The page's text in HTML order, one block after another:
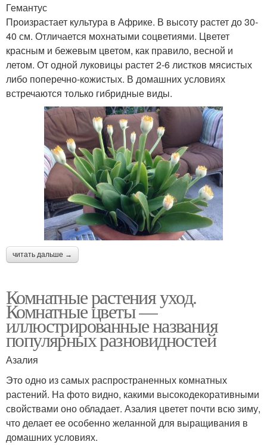
Гемантус
Произрастает культура в Африке. В высоту растет до 30-
40 см. Отличается мохнатыми соцветиями. Цветет
красным и бежевым цветом, как правило, весной и
летом. От одной луковицы растет 2-6 листков мясистых
либо поперечно-кожистых. В домашних условиях
встречаются только гибридные виды.
читать дальше →
Комнатные растения уход.
Комнатные цветы —
иллюстрированные названия
популярных разновидностей
Азалия
Это одно из самых распространенных комнатных
растений. На фото видно, какими высокодекоративными
свойствами оно обладает. Азалия цветет почти всю зиму,
что делает ее особенно желанной для выращивания в
домашних условиях.